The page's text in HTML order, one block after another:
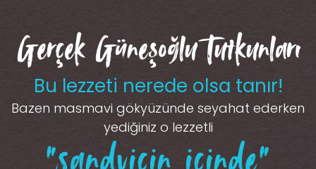
Gerçek Güneşoğlu Tutkunları
Bu lezzeti nerede olsa tanır!
Bazen masmavi gökyüzünde seyahat ederken
yediğiniz o lezzetli